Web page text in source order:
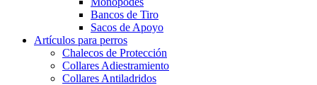
Bancos de Tiro
Sacos de Apoyo
Artículos para perros
Chalecos de Protección
Collares Adiestramiento
Collares Antiladridos